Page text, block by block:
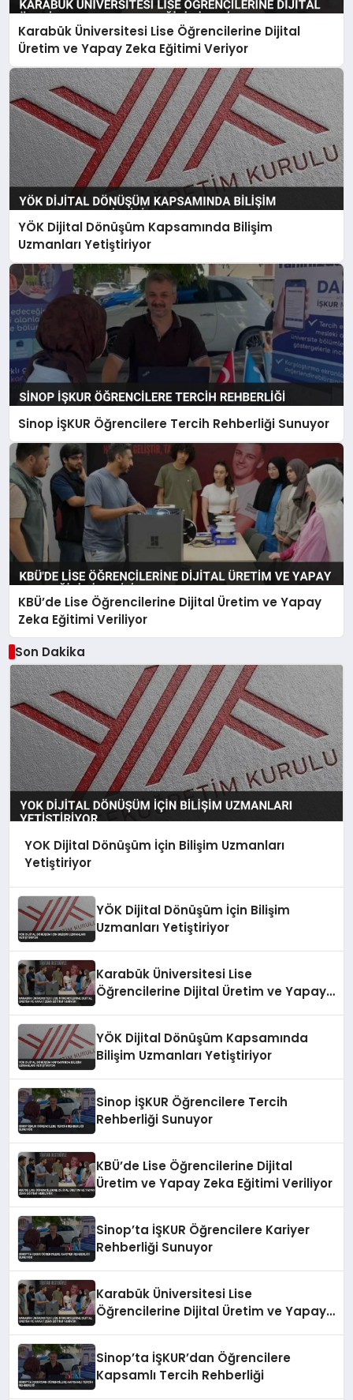
Karabük Üniversitesi Lise Öğrencilerine Dijital
Üretim ve Yapay Zeka Eğitimi Veriyor
YÖK Dijital Dönüşüm Kapsamında Bilişim
Uzmanları Yetiştiriyor
Sinop İŞKUR Öğrencilere Tercih Rehberliği Sunuyor
KBÜ’de Lise Öğrencilerine Dijital Üretim ve Yapay
Zeka Eğitimi Veriliyor
Son Dakika
YOK Dijital Dönüşüm İçin Bilişim Uzmanları
Yetiştiriyor
YÖK Dijital Dönüşüm İçin Bilişim
Uzmanları Yetiştiriyor
Karabük Üniversitesi Lise
Öğrencilerine Dijital Üretim ve Yapay
YÖK Dijital Dönüşüm Kapsamında
Bilişim Uzmanları Yetiştiriyor
Sinop İŞKUR Öğrencilere Tercih
Rehberliği Sunuyor
KBÜ’de Lise Öğrencilerine Dijital
Üretim ve Yapay Zeka Eğitimi Veriliyor
Sinop’ta İŞKUR Öğrencilere Kariyer
Rehberliği Sunuyor
Karabük Üniversitesi Lise
Öğrencilerine Dijital Üretim ve Yapay
Sinop’ta İŞKUR’dan Öğrencilere
Kapsamlı Tercih Rehberliği